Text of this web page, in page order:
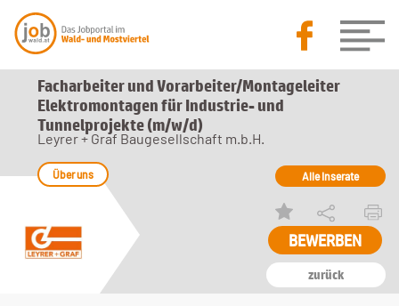
Facharbeiter und Vorarbeiter/Montageleiter
Elektromontagen für Industrie- und
Tunnelprojekte (m/w/d)
zurück
Leyrer + Graf Baugesellschaft m.b.H.
Über uns Alle Inserate